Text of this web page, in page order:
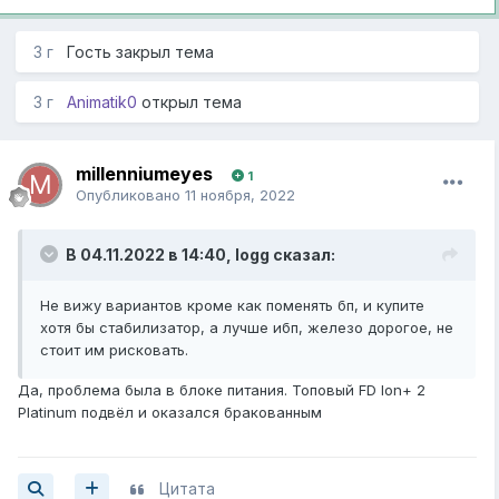
3 г Гость закрыл тема
3 г Animatik0 открыл тема
millenniumeyes 1
Опубликовано 11 ноября, 2022
В 04.11.2022 в 14:40, logg сказал:
Не вижу вариантов кроме как поменять бп, и купите
хотя бы стабилизатор, а лучше ибп, железо дорогое, не
стоит им рисковать.
Да, проблема была в блоке питания. Топовый FD Ion+ 2
Platinum подвёл и оказался бракованным
Цитата